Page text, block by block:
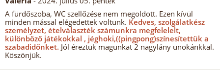
A fürdőszoba, WC szellőzése nem megoldott. Ezen kívül
minden mással elégedettek voltunk. Kedves, szolgálatkész
személyzet, ételválaszték számunkra megfelelelt,
különböző játékokkal , jéghoki,((pingpong)színesítettük a
szabadidőnket. Jól éreztük magunkat 2 nagylány unokánkkal.
Köszönjük.